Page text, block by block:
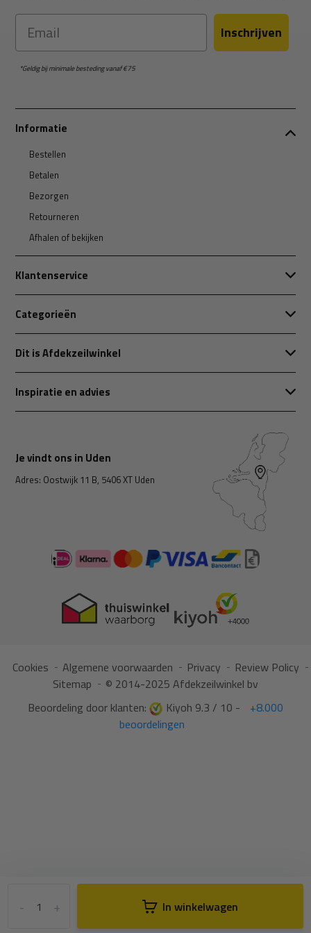
+
- In winkelwagen
Email Inschrijven
*Geldig bij minimale besteding vanaf €75
Informatie
Bestellen
Betalen
Bezorgen
Retourneren
Afhalen of bekijken
Klantenservice
Categorieën
Dit is Afdekzeilwinkel
Inspiratie en advies
Je vindt ons in Uden
Adres: Oostwijk 11 B, 5406 XT Uden
Cookies Algemene voorwaarden Privacy
Review Policy
Sitemap
© 2014-2025 Afdekzeilwinkel bv
Beoordeling door klanten:
Kiyoh 9.3 / 10 -
+8.000
beoordelingen